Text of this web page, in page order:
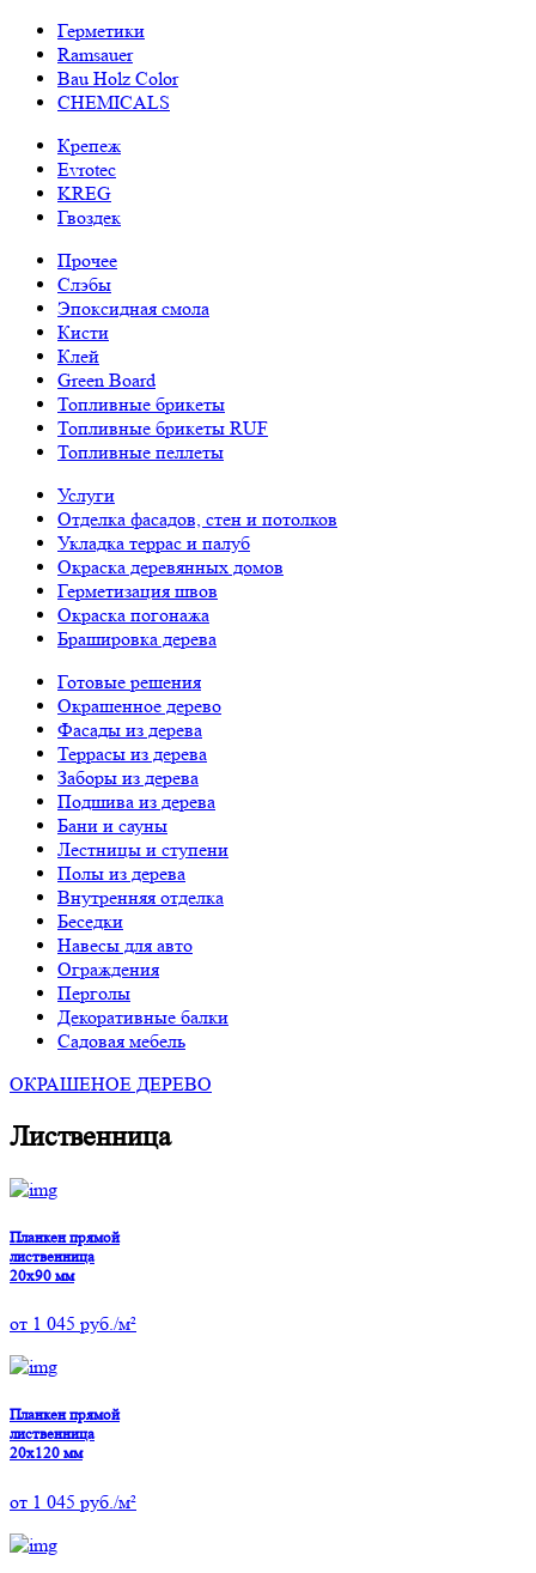
Герметики
Ramsauer
Bau Holz Color
CHEMICALS
Крепеж
Evrotec
KREG
Гвоздек
Прочее
Слэбы
Эпоксидная смола
Кисти
Клей
Green Board
Топливные брикеты
Топливные брикеты RUF
Топливные пеллеты
Услуги
Отделка фасадов, стен и потолков
Укладка террас и палуб
Окраска деревянных домов
Герметизация швов
Окраска погонажа
Брашировка дерева
Готовые решения
Окрашенное дерево
Фасады из дерева
Террасы из дерева
Заборы из дерева
Подшива из дерева
Бани и сауны
Лестницы и ступени
Полы из дерева
Внутренняя отделка
Беседки
Навесы для авто
Ограждения
Перголы
Декоративные балки
Садовая мебель
ОКРАШЕНОЕ ДЕРЕВО
Лиственница
Планкен прямой
лиственница
20х90 мм
от 1 045 руб./м²
Планкен прямой
лиственница
20х120 мм
от 1 045 руб./м²